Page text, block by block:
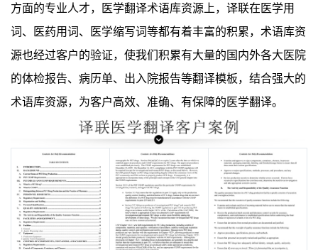
方面的专业人才，医学翻译术语库资源上，译联在医学用
词、医药用词、医学缩写词等都有着丰富的积累，术语库资
源也经过客户的验证，使我们积累有大量的国内外各大医院
的体检报告、病历单、出入院报告等翻译模板，结合强大的
术语库资源，为客户高效、准确、有保障的医学翻译。